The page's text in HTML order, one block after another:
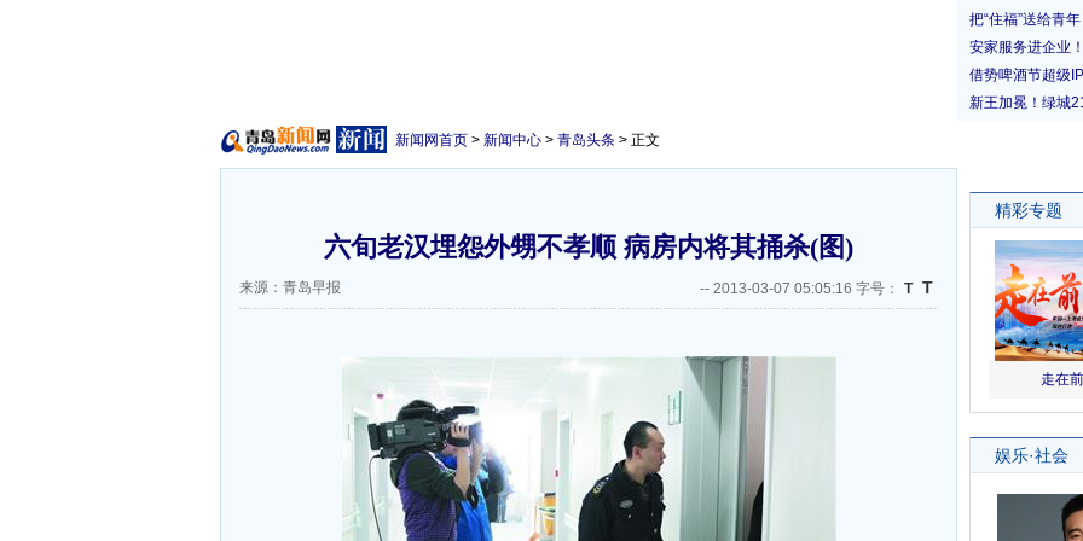
新闻网首页 > 新闻中心 > 青岛头条 > 正文
六旬老汉埋怨外甥不孝顺 病房内将其捅杀(图)
来源：青岛早报 -- 2013-03-07 05:05:16 字号： T T